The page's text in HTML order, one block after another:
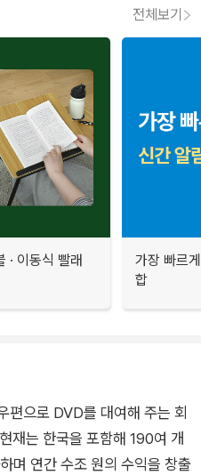
전체보기
· 이동식 빨래
가장 빠르
합
편으로 DVD를 대여해 주는 회
재는 한국을 포함해 190여 개
며 연간 수조 원의 수익을 창출